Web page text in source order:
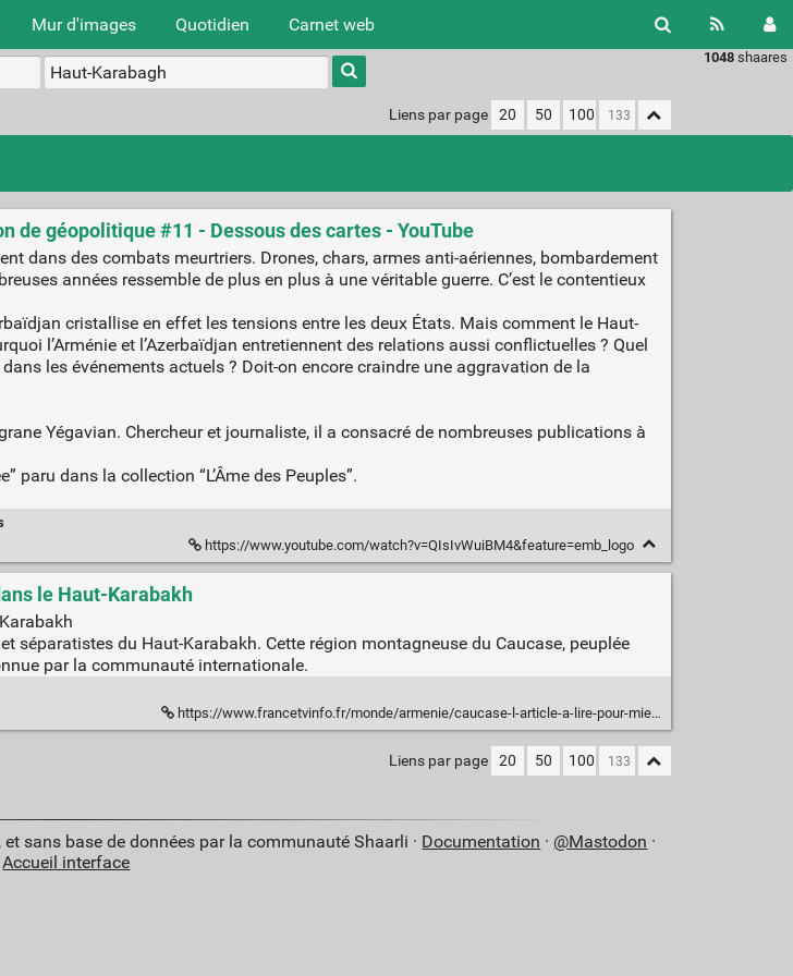
Mur d'images Quotidien Carnet web
1048 shaares
Type 1 or
more
charactersLiens par page 20 50 100
de géopolitique #11 - Dessous des cartes - YouTube
dans des combats meurtriers. Drones, chars, armes anti-aériennes, bombardement
années ressemble de plus en plus à une véritable guerre. C’est le contentieux
cristallise en effet les tensions entre les deux États. Mais comment le Haut-
l’Arménie et l’Azerbaïdjan entretiennent des relations aussi conflictuelles ? Quel
les événements actuels ? Doit-on encore craindre une aggravation de la
Yégavian. Chercheur et journaliste, il a consacré de nombreuses publications à
paru dans la collection “L’Âme des Peuples”.
https://www.youtube.com/watch?v=QIsIvWuiBM4&feature=emb_logo
le Haut-Karabakh
du Haut-Karabakh. Cette région montagneuse du Caucase, peuplée
par la communauté internationale.
https://www.francetvinfo.fr/monde/armenie/caucase-l-article-a-lire-pour-mieux-comprendre-le-conflit-dans-le-haut-karabakh_4138597.html
Liens par page 20 50 100
sans base de données par la communauté Shaarli · Documentation · @Mastodon ·
Accueil interface